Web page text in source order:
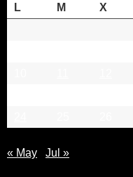
L
M X
« May Jul »